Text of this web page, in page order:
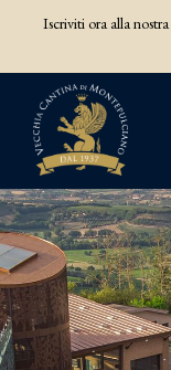
Iscriviti ora alla nostra